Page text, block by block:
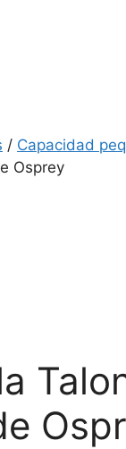
/ Capacidad
Osprey